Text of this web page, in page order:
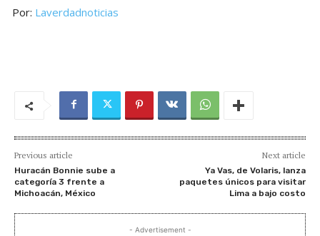
Por: Laverdadnoticias
Previous article
Huracán Bonnie sube a
categoría 3 frente a
Michoacán, México
Next article
Ya Vas, de Volaris, lanza
paquetes únicos para visitar
Lima a bajo costo
- Advertisement -